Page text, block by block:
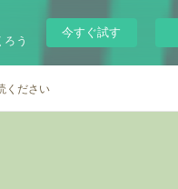
う
今すぐ試す
ください